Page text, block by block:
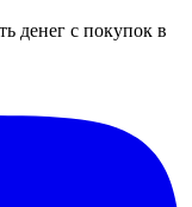
денег с покупок в